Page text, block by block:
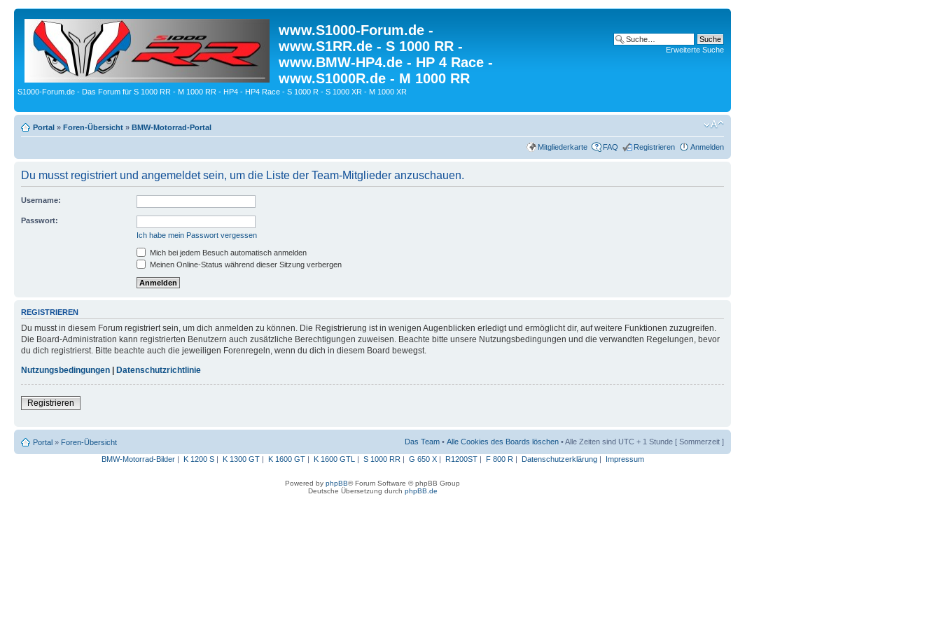
www.S1000-Forum.de -
www.S1RR.de - S 1000 RR -
www.BMW-HP4.de - HP 4 Race -
www.S1000R.de - M 1000 RR
S1000-Forum.de - Das Forum für S 1000 RR - M 1000 RR - HP4 - HP4 Race - S 1000 R - S 1000 XR - M 1000 XR
Erweiterte Suche
Portal » Foren-Übersicht » BMW-Motorrad-Portal
Mitgliederkarte FAQ Registrieren Anmelden
Du musst registriert und angemeldet sein, um die Liste der Team-Mitglieder anzuschauen.
Username:
Passwort:
Ich habe mein Passwort vergessen
Mich bei jedem Besuch automatisch anmelden
Meinen Online-Status während dieser Sitzung verbergen
REGISTRIEREN
Du musst in diesem Forum registriert sein, um dich anmelden zu können. Die Registrierung ist in wenigen Augenblicken erledigt und ermöglicht dir, auf weitere Funktionen zuzugreifen.
Die Board-Administration kann registrierten Benutzern auch zusätzliche Berechtigungen zuweisen. Beachte bitte unsere Nutzungsbedingungen und die verwandten Regelungen, bevor
du dich registrierst. Bitte beachte auch die jeweiligen Forenregeln, wenn du dich in diesem Board bewegst.
Nutzungsbedingungen
Datenschutzrichtlinie
Registrieren
Portal » Foren-Übersicht Das Team • Alle Cookies des Boards löschen • Alle Zeiten sind UTC + 1 Stunde [ Sommerzeit ]
BMW-Motorrad-Bilder| K 1200 S| K 1300 GT| K 1600 GT| K 1600 GTL | S 1000 RR | G 650 X| R1200ST| F 800 R | Datenschutzerklärung| Impressum
Powered by phpBB® Forum Software © phpBB Group
Deutsche Übersetzung durch phpBB.de